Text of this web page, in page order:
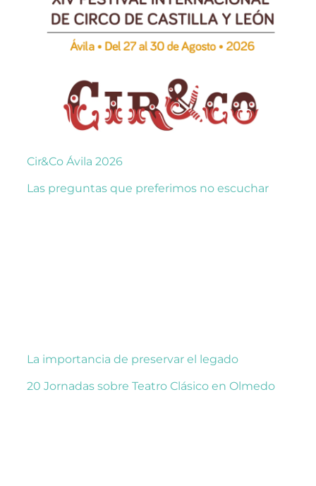
Cir&Co Ávila 2026
Las preguntas que preferimos no escuchar
La importancia de preservar el legado
20 Jornadas sobre Teatro Clásico en Olmedo